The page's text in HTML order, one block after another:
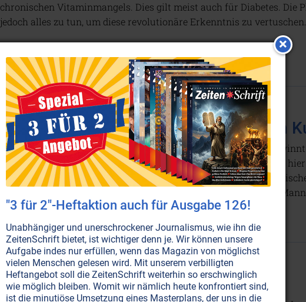
chronischen Vitaminmangels. Dies gilt meist auch für Diabetes. Die
jedoch alles zu tun, um diese revolutionäre Erkenntnis zu vertuschen.
ZEITENSCHRIFT NR. 19 YIN-YANG HEILUNG MEDIZIN ALCHEMIE
Alchemisten: Könner der hermetischen
Wie man aus Pflanzen die reinsten und höchsten Wirkkräfte
Transmutation unedler Metalle zu Gold auf sich hat, erfahren Sie
Alchemisten. Ebenso, was die geistigen Hintergründe der
was die Chymische Hochzeit mit der Vereinigung von Frau und
ZEITENSCHRIFT NR. 18 GESUNDHEIT HEILUNG MEDIZIN ZÄHNE
Keine toten Zähne im Mund!
"3 für 2"-Heftaktion auch für Ausgabe 126!
Unabhängiger und unerschrockener Journalismus, wie ihn die
ZeitenSchrift bietet, ist wichtiger denn je. Wir können unsere
Aufgabe indes nur erfüllen, wenn das Magazin von möglichst
vielen Menschen gelesen wird. Mit unserem verbilligten
Heftangebot soll die ZeitenSchrift weiterhin so erschwinglich
wie möglich bleiben. Womit wir nämlich heute konfrontiert sind,
ist die minutiöse Umsetzung eines Masterplans, der uns in die